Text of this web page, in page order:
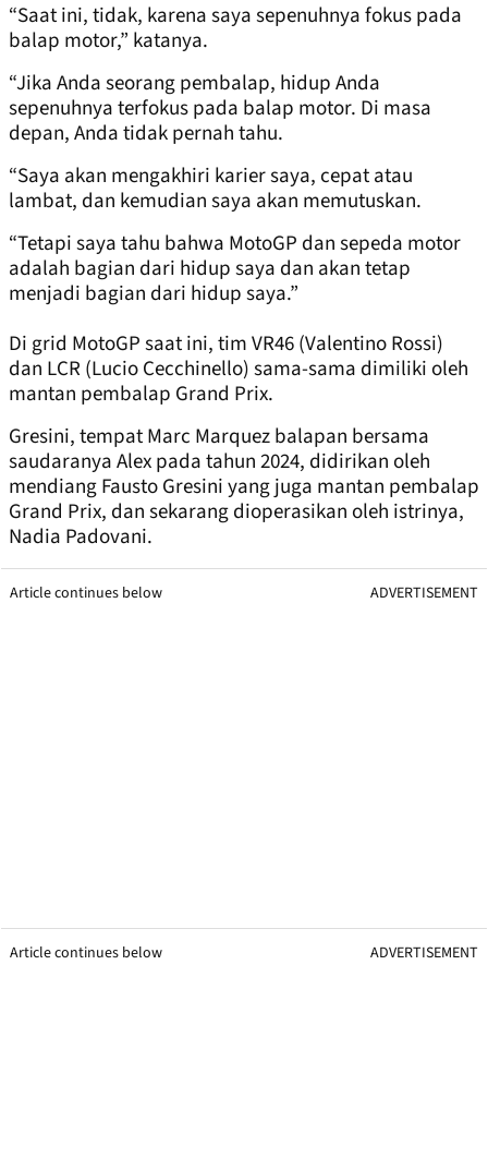
“Saat ini, tidak, karena saya sepenuhnya fokus pada
balap motor,” katanya.
“Jika Anda seorang pembalap, hidup Anda
sepenuhnya terfokus pada balap motor. Di masa
depan, Anda tidak pernah tahu.
“Saya akan mengakhiri karier saya, cepat atau
lambat, dan kemudian saya akan memutuskan.
“Tetapi saya tahu bahwa MotoGP dan sepeda motor
adalah bagian dari hidup saya dan akan tetap
menjadi bagian dari hidup saya.”
Di grid MotoGP saat ini, tim VR46 (Valentino Rossi)
dan LCR (Lucio Cecchinello) sama-sama dimiliki oleh
mantan pembalap Grand Prix.
Gresini, tempat Marc Marquez balapan bersama
saudaranya Alex pada tahun 2024, didirikan oleh
mendiang Fausto Gresini yang juga mantan pembalap
Grand Prix, dan sekarang dioperasikan oleh istrinya,
Nadia Padovani.
Article continues below ADVERTISEMENT
Article continues below ADVERTISEMENT